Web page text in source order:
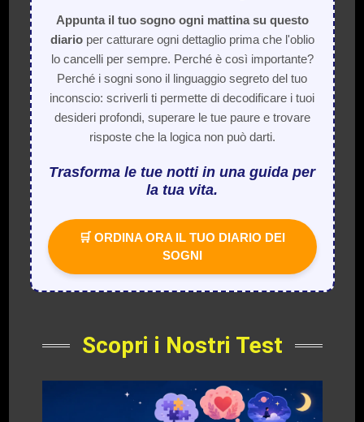
Appunta il tuo sogno ogni mattina su questo
diarioper catturare ogni dettaglio prima che l'oblio
lo cancelli per sempre. Perché è così importante?
Perché i sogni sono il linguaggio segreto del tuo
inconscio: scriverli ti permette di decodificare i tuoi
desideri profondi, superare le tue paure e trovare
risposte che la logica non può darti.
Trasforma le tue notti in una guida per
la tua vita.
🛒 ORDINA ORA IL TUO DIARIO DEI
SOGNI
Scopri i Nostri Test